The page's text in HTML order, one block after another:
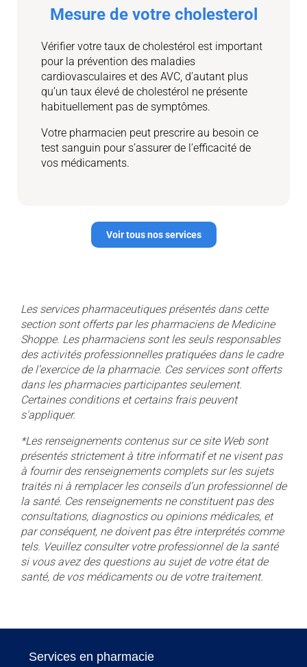
Mesure de votre cholesterol
Vérifier votre taux de cholestérol est important
pour la prévention des maladies
cardiovasculaires et des AVC, d’autant plus
qu’un taux élevé de cholestérol ne présente
habituellement pas de symptômes.
Votre pharmacien peut prescrire au besoin ce
test sanguin pour s’assurer de l’efficacité de
vos médicaments.
Voir tous nos services
Les services pharmaceutiques présentés dans cette
section sont offerts par les pharmaciens de Medicine
Shoppe. Les pharmaciens sont les seuls responsables
des activités professionnelles pratiquées dans le cadre
de l’exercice de la pharmacie. Ces services sont offerts
dans les pharmacies participantes seulement.
Certaines conditions et certains frais peuvent
s'appliquer.
*Les renseignements contenus sur ce site Web sont
présentés strictement à titre informatif et ne visent pas
à fournir des renseignements complets sur les sujets
traités ni à remplacer les conseils d’un professionnel de
la santé. Ces renseignements ne constituent pas des
consultations, diagnostics ou opinions médicales, et
par conséquent, ne doivent pas être interprétés comme
tels. Veuillez consulter votre professionnel de la santé
si vous avez des questions au sujet de votre état de
santé, de vos médicaments ou de votre traitement.
Services en pharmacie